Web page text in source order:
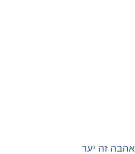
אהבה זה יער